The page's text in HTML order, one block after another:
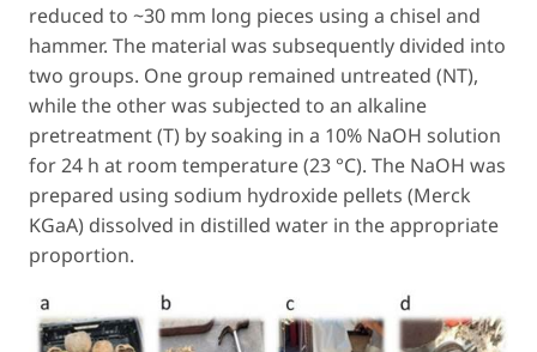
reduced to ~30 mm long pieces using a chisel and
hammer. The material was subsequently divided into
two groups. One group remained untreated (NT),
while the other was subjected to an alkaline
pretreatment (T) by soaking in a 10% NaOH solution
for 24 h at room temperature (23 °C). The NaOH was
prepared using sodium hydroxide pellets (Merck
KGaA) dissolved in distilled water in the appropriate
proportion.